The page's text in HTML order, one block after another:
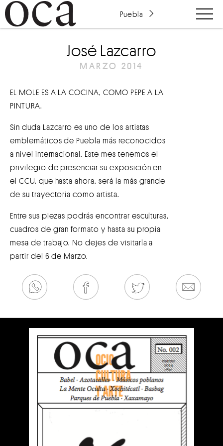
Puebla
José Lazcarro
MARZO 2014
EL MOLE ES A LA COCINA, COMO PEPE A LA
PINTURA.
Sin duda Lazcarro es uno de los artistas
emblemáticos de Puebla más reconocidos
a nivel internacional. Este mes tenemos el
privilegio de presenciar su exposición en
el CCU, que hasta ahora, será la más grande
de su trayectoria como artista.
Entre sus piezas podrás encontrar esculturas,
cuadros de gran formato y hasta su propia
mesa de trabajo. No dejes de visitarla a
partir del 6 de Marzo.